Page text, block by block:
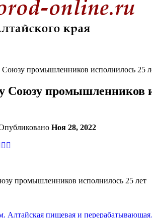
Союзу промышленников исполнилось 25
Союзу промышленников
Ноя 28, 2022
Алтайская пищевая и